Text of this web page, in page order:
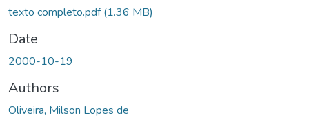
texto completo.pdf(1.36 MB)
Date
2000-10-19
Authors
Oliveira, Milson Lopes de